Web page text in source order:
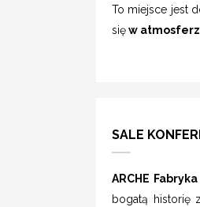
To miejsce jest
sięw
SALE
ARCHE
bogatą historię